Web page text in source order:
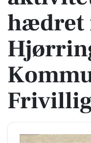
hædret